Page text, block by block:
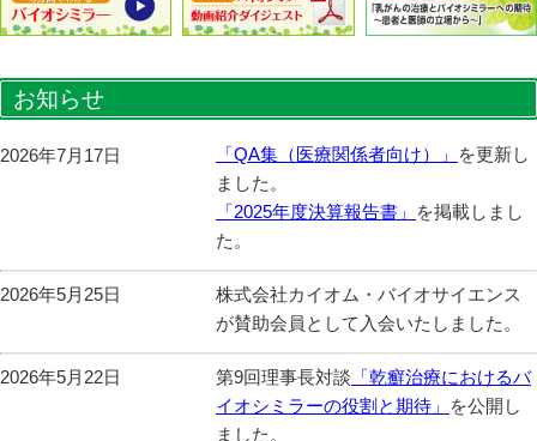
お知らせ
2026年7月17日 「QA集（医療関係者向け）」
を更新し
ました。
「2025年度決算報告書」
を掲載しまし
た。
2026年5月25日
株式会社カイオム・バイオサイエンス
が賛助会員として入会いたしました。
2026年5月22日 第9回理事長対談 「乾癬治療におけるバ
イオシミラーの役割と期待」
を公開し
ました。